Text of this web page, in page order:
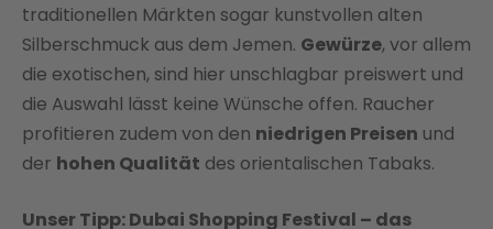
traditionellen Märkten sogar kunstvollen alten
Silberschmuck aus dem Jemen. Gewürze, vor allem
die exotischen, sind hier unschlagbar preiswert und
die Auswahl lässt keine Wünsche offen. Raucher
profitieren zudem von den niedrigen Preisen und
der hohen Qualität des orientalischen Tabaks.
Unser Tipp: Dubai Shopping Festival – das